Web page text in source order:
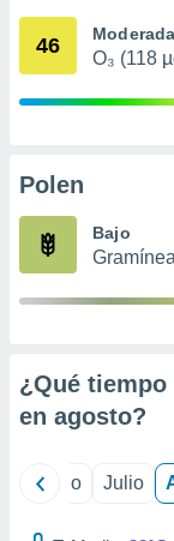
mediante
publicidad
de
46 Moderada
O₃ (118
Polen
Bajo
¿Qué
en agosto?
Junio Julio